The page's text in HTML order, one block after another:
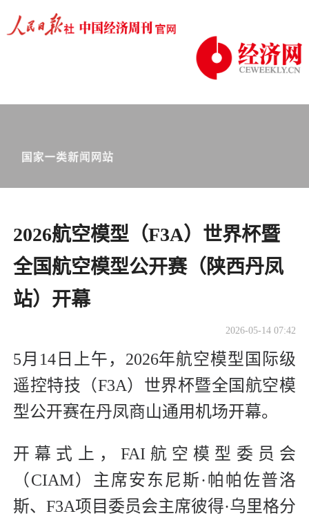
2026航空模型（F3A）世界杯暨
全国航空模型公开赛（陕西丹凤
站）开幕
2026-05-14 07:42
5月14日上午，2026年航空模型国际级
遥控特技（F3A）世界杯暨全国航空模
型公开赛在丹凤商山通用机场开幕。
开幕式上，FAI航空模型委员会
（CIAM）主席安东尼斯·帕帕佐普洛
斯、F3A项目委员会主席彼得·乌里格分